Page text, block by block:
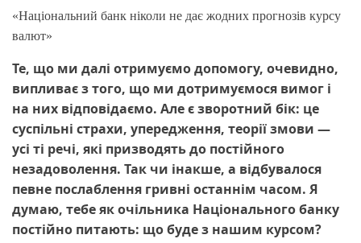
«Національний банк ніколи не дає жодних прогнозів курсу
валют»
Те, що ми далі отримуємо допомогу, очевидно,
випливає з того, що ми дотримуємося вимог і
на них відповідаємо. Але є зворотний бік: це
суспільні страхи, упередження, теорії змови —
усі ті речі, які призводять до постійного
незадоволення. Так чи інакше, а відбувалося
певне послаблення гривні останнім часом. Я
думаю, тебе як очільника Національного банку
постійно питають: що буде з нашим курсом?